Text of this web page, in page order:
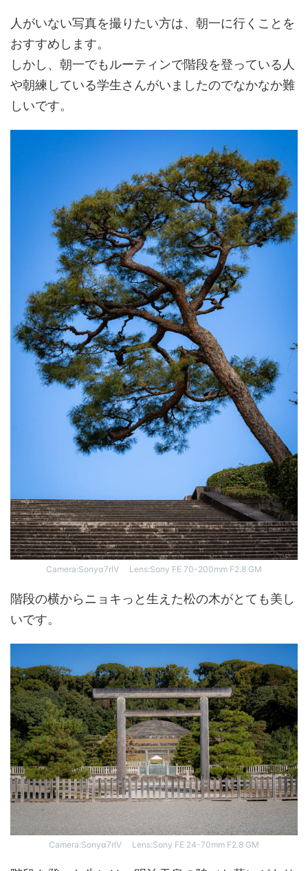
人がいない写真を撮りたい方は、朝一に行くことを
おすすめします。
しかし、朝一でもルーティンで階段を登っている人
や朝練している学生さんがいましたのでなかなか難
しいです。
Camera:Sonyα7rⅣ Lens:Sony FE 70-200mm F2.8 GM
階段の横からニョキっと生えた松の木がとても美し
いです。
Camera:Sonyα7rⅣ Lens:Sony FE 24-70mm F2.8 GM